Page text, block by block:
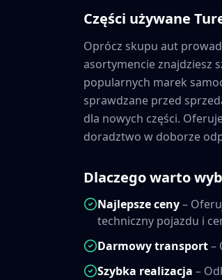
Części używane
Oprócz skupu aut
asortymencie znajdziesz
popularnych marek
sprawdzane przed
dla nowych części.
doradztwo w doborze
Dlaczego warto
Najlepsze ceny–
techniczny pojazdu i
Darmowy transport–
Szybka realizacja –